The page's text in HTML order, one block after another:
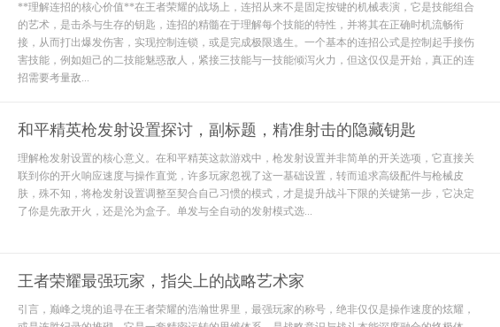
**理解连招的核心价值**在王者荣耀的战场上，连招从来不是固定按键的机械表演，它是技能组合
的艺术，是击杀与生存的钥匙，连招的精髓在于理解每个技能的特性，并将其在正确时机流畅衔
接，从而打出爆发伤害，实现控制连锁，或是完成极限逃生。一个基本的连招公式是控制起手接伤
害技能，例如妲己的二技能魅惑敌人，紧接三技能与一技能倾泻火力，但这仅仅是开始，真正的连
招需要考量敌...
和平精英枪发射设置探讨，副标题，精准射击的隐藏钥匙
理解枪发射设置的核心意义。在和平精英这款游戏中，枪发射设置并非简单的开关选项，它直接关
联到你的开火响应速度与操作直觉，许多玩家忽视了这一基础设置，转而追求高级配件与枪械皮
肤，殊不知，将枪发射设置调整至契合自己习惯的模式，才是提升战斗下限的关键第一步，它决定
了你是先敌开火，还是沦为盒子。单发与全自动的发射模式选...
王者荣耀最强玩家，指尖上的战略艺术家
引言，巅峰之境的追寻在王者荣耀的浩瀚世界里，最强玩家的称号，绝非仅仅是操作速度的炫耀，